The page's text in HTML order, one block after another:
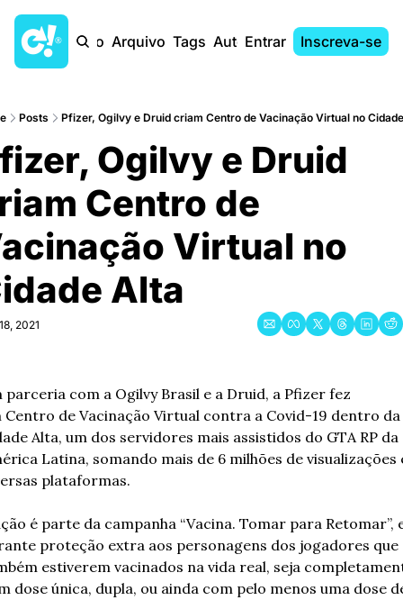
Início Arquivo Tags AutoresEntrar Inscreva-se
Posts Pfizer, Ogilvy e Druid criam Centro de Vacinação Virtual no
Ogilvy e Druid
Centro de
Virtual no
Alta
2021
parceria com a Ogilvy Brasil e a Druid, a Pfizer fez
Centro de Vacinação Virtual contra a Covid-19 dentro da
Alta, um dos servidores mais assistidos do GTA RP da
Latina, somando mais de 6 milhões de visualizações
plataformas.
é parte da campanha “Vacina. Tomar para Retomar”,
proteção extra aos personagens dos jogadores que
estiverem vacinados na vida real, seja
dose única, dupla, ou ainda com pelo menos uma dose